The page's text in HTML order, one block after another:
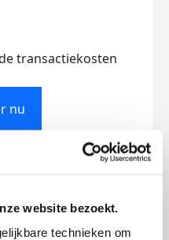
website bezoekt.
technieken om
transactiekosten
nu
Streefbedrag
€1.000